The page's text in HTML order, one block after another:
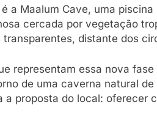
a Maalum Cave, uma
cercada por vegetação
transparentes, distante dos
representam essa nova
de uma caverna natural
a proposta do local: oferecer